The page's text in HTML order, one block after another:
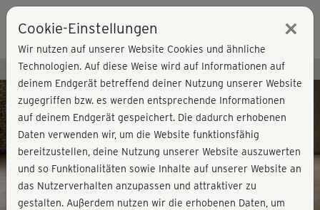
Play
Video
Kursvorschau - Jetzt mitmachen!
Cookie-Einstellungen ×
Wir nutzen auf unserer Website Cookies und ähnliche
Technologien. Auf diese Weise wird auf Informationen auf
deinem Endgerät betreffend deiner Nutzung unserer Website
zugegriffen bzw. es werden entsprechende Informationen
auf deinem Endgerät gespeichert. Die dadurch erhobenen
Daten verwenden wir, um die Website funktionsfähig
bereitzustellen, deine Nutzung unserer Website auszuwerten
und so Funktionalitäten sowie Inhalte auf unserer Website an
das Nutzerverhalten anzupassen und attraktiver zu
gestalten. Außerdem nutzen wir die erhobenen Daten, um